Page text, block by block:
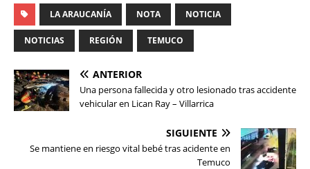
LA ARAUCANÍA NOTA NOTICIA
NOTICIAS REGIÓN TEMUCO
ANTERIOR
Una persona fallecida y otro lesionado tras accidente
vehicular en Lican Ray – Villarrica
SIGUIENTE
Se mantiene en riesgo vital bebé tras acidente en
Temuco